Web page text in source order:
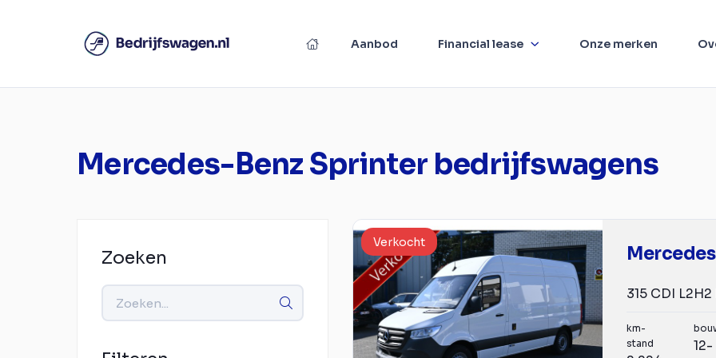
Aanbod Financial lease Onze merken
Mercedes-Benz Sprinter bedrijfswagens
Zoeken
Verkocht
km-
stand
12-